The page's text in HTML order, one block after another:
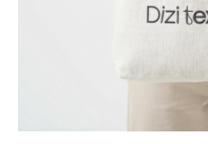
ООО "ДИЗИТЕКСТИЛЬ"